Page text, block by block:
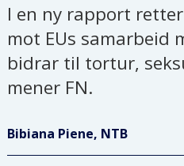
I en ny rapport
mot EUs samarbeid
bidrar til tortur,
mener FN.
Bibiana Piene, NTB